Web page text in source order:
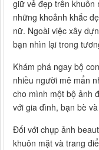
giữ vẻ đẹp trên khuôn
những khoảnh khắc
nữ. Ngoài việc xây
bạn nhìn lại trong
Khám phá ngay bộ
nhiều người mê mẩn
cho mình một bộ ảnh
với gia đình, bạn bè
Đối với chụp ảnh
khuôn mặt và trang